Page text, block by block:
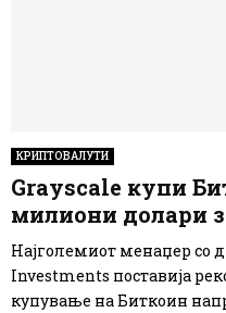
КРИПТОВАЛУТИ
Grayscale купи
милиони долари
Најголемиот менаџер со
Investments поставија
купување на Биткоин